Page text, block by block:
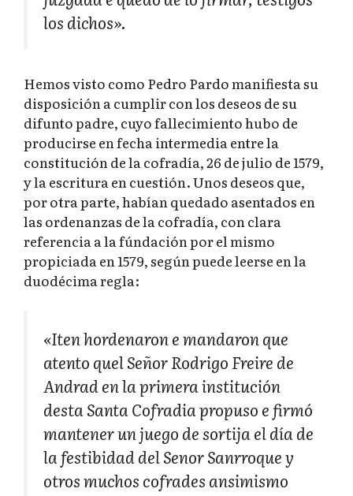
los dichos».
Hemos visto como Pedro Pardo manifiesta su
disposición a cumplir con los deseos de su
difunto padre, cuyo fallecimiento hubo de
producirse en fecha intermedia entre la
constitución de la cofradía, 26 de julio de 1579,
y la escritura en cuestión. Unos deseos que,
por otra parte, habían quedado asentados en
las ordenanzas de la cofradía, con clara
referencia a la fúndación por el mismo
propiciada en 1579, según puede leerse en la
duodécima regla:
«Iten hordenaron e mandaron que
atento quel Señor Rodrigo Freire de
Andrad en la primera institución
desta Santa Cofradia propuso e firmó
mantener un juego de sortija el día de
la festibidad del Senor Sanrroque y
otros muchos cofrades ansimismo